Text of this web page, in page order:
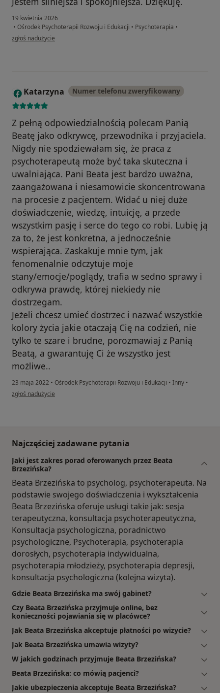
19 kwietnia 2026
• Ośrodek Psychoterapii Rozwoju i Edukacji • Psychoterapia •
w opinii użytkownika Anna
zgłoś nadużycie
K Katarzyna Numer telefonu zweryfikowany
Z pełną odpowiedzialnością polecam Panią
Beatę jako odkrywcę, przewodnika i przyjaciela.
Nigdy nie spodziewałam się, że praca z
psychoterapeutą może być taka skuteczna i
uwalniająca. Pani Beata jest bardzo uważna,
zaangażowana i niesamowicie skoncentrowana
na procesie z pacjentem. Widać u niej duże
doświadczenie, wiedzę, intuicję, a przede
wszystkim pasję i serce do tego co robi. Lubię ją
za to, że jest konkretna, a jednocześnie
wspierająca. Zaskakuje mnie tym, jak
fenomenalnie odczytuje moje
stany/emocje/poglądy, trafia w sedno sprawy i
odkrywa prawdę, której niekiedy nie
dostrzegam.
Jeżeli chcesz umieć dostrzec i nazwać wszystkie
kolory życia jakie otaczają Cię na codzień, nie
tylko te szare i brudne, porozmawiaj z Panią
Beatą, a gwarantuję Ci że wszystko jest
możliwe..
23 maja 2022 • Ośrodek Psychoterapii Rozwoju i Edukacji • Inny •
w opinii użytkownika Katarzyna
zgłoś nadużycie
Najczęściej zadawane pytania
Jaki jest zakres porad oferowanych przez Beata
Brzezińska?
Beata Brzezińska to psycholog, psychoterapeuta. Na
podstawie swojego doświadczenia i wykształcenia
Beata Brzezińska oferuje usługi takie jak: sesja
terapeutyczna, konsultacja psychoterapeutyczna,
Konsultacja psychologiczna, poradnictwo
psychologiczne, Psychoterapia, psychoterapia
dorosłych, psychoterapia indywidualna,
psychoterapia młodzieży, psychoterapia depresji,
konsultacja psychologiczna (kolejna wizyta).
Gdzie Beata Brzezińska ma swój gabinet?
Czy Beata Brzezińska przyjmuje online, bez
konieczności pojawiania się w placówce?
Jak Beata Brzezińska akceptuje płatności po wizycie?
Jak Beata Brzezińska umawia wizyty?
W jakich godzinach przyjmuje Beata Brzezińska?
Beata Brzezińska: co mówią pacjenci?
Jakie ubezpieczenia akceptuje Beata Brzezińska?